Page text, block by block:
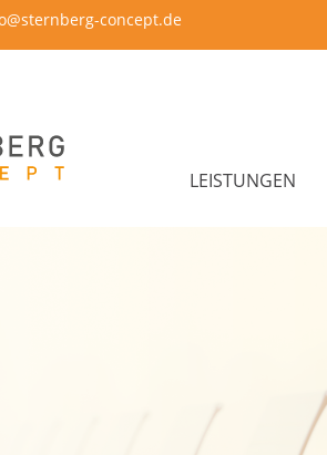
concept.de
LEISTUNGEN